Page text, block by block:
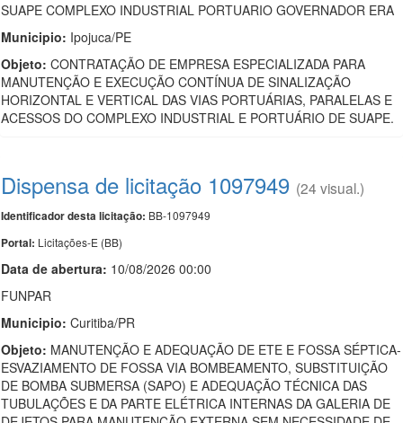
SUAPE COMPLEXO INDUSTRIAL PORTUARIO GOVERNADOR ERA
Municipio: Ipojuca/PE
Objeto: CONTRATAÇÃO DE EMPRESA ESPECIALIZADA PARA
MANUTENÇÃO E EXECUÇÃO CONTÍNUA DE SINALIZAÇÃO
HORIZONTAL E VERTICAL DAS VIAS PORTUÁRIAS, PARALELAS E
ACESSOS DO COMPLEXO INDUSTRIAL E PORTUÁRIO DE SUAPE.
Dispensa de licitação 1097949 (24 visual.)
Identificador desta licitação: BB-1097949
Portal: Licitações-E (BB)
Data de abertura: 10/08/2026 00:00
FUNPAR
Municipio: Curitiba/PR
Objeto: MANUTENÇÃO E ADEQUAÇÃO DE ETE E FOSSA SÉPTICA-
ESVAZIAMENTO DE FOSSA VIA BOMBEAMENTO, SUBSTITUIÇÃO
DE BOMBA SUBMERSA (SAPO) E ADEQUAÇÃO TÉCNICA DAS
TUBULAÇÕES E DA PARTE ELÉTRICA INTERNAS DA GALERIA DE